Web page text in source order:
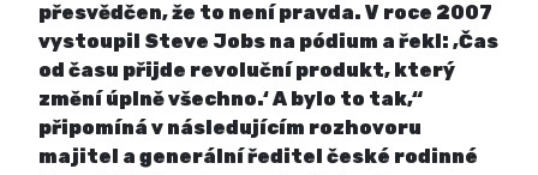
přesvědčen, že to není pravda. V roce 2007
vystoupil Steve Jobs na pódium a řekl: ‚Čas
od času přijde revoluční produkt, který
změní úplně všechno.‘ A bylo to tak,“
připomíná v následujícím rozhovoru
majitel a generální ředitel české rodinné